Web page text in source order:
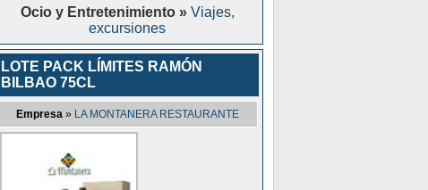
Ocio y Entretenimiento » Viajes,
excursiones
LOTE PACK LÍMITES RAMÓN
BILBAO 75CL
Empresa» LA MONTANERA RESTAURANTE